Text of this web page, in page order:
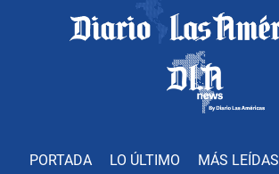
PORTADA LO ÚLTIMO MÁS LEÍDAS